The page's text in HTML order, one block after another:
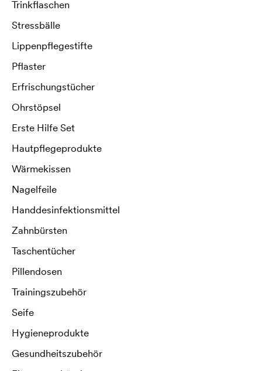
Trinkflaschen
Stressbälle
Lippenpflegestifte
Pflaster
Erfrischungstücher
Ohrstöpsel
Erste Hilfe Set
Hautpflegeprodukte
Wärmekissen
Nagelfeile
Handdesinfektionsmittel
Zahnbürsten
Taschentücher
Pillendosen
Trainingszubehör
Seife
Hygieneprodukte
Gesundheitszubehör